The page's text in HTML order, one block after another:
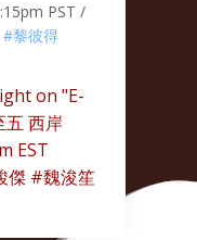
PST /
#黎彼得